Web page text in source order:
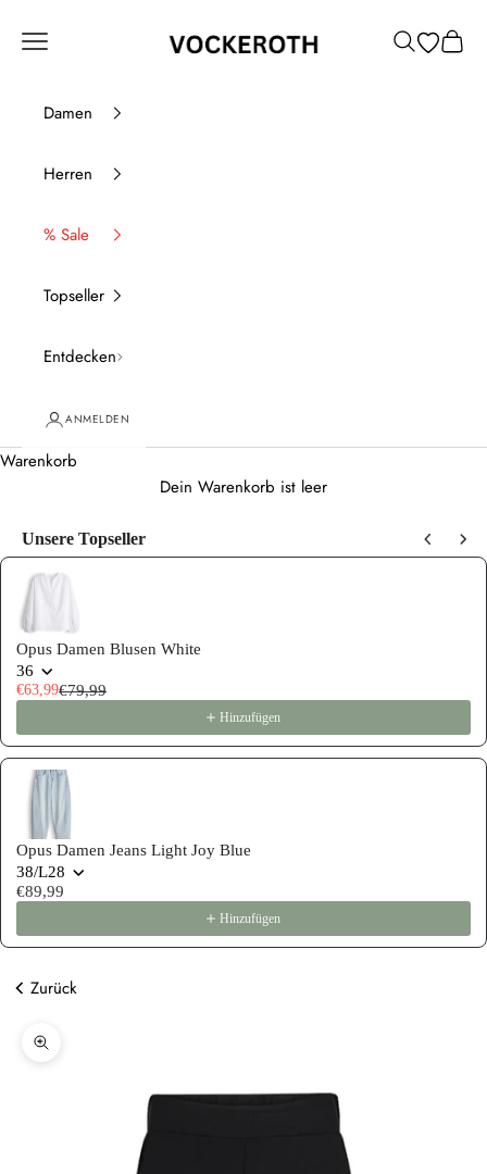
Vockeroth Onlineshop
Menü Suchen
Damen
Herren
% Sale
Topseller
Entdecken
ANMELDEN
Warenkorb
Dein Warenkorb ist leer
Unsere Topseller
Use the Previous and Next buttons to navigate through product
Opus Damen Blusen White
36
€63,99€79,99
Hinzufügen
Opus Damen Jeans Light Joy Blue
38/L28
€89,99
Hinzufügen
Zurück
Bild vergrößern